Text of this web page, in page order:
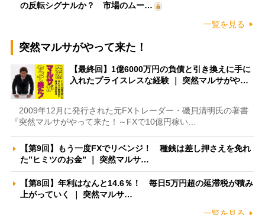
の反転シグナルか？ 市場のムー…
一覧を見る
突然マルサがやって来た！
【最終回】1億6000万円の負債と引き換えに手に
入れたプライスレスな経験 ｜ 突然マルサがや…
2009年12月に発行された元FXトレーダー・磯貝清明氏の著書
『突然マルサがやって来た！～FXで10億円稼い…
【第9回】もう一度FXでリベンジ！ 種銭は差し押さえを免れ
た”ヒミツのお金” ｜ 突然マルサ…
【第8回】年利はなんと14.6％！ 毎日5万円超の延滞税が積み
上がっていく ｜ 突然マルサ…